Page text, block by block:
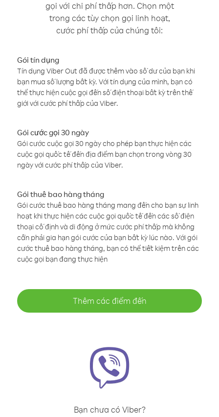
gọi với chi phí thấp hơn. Chọn một
trong các tùy chọn gọi linh hoạt,
cước phí thấp của chúng tôi:
Gói tín dụng
Tín dụng Viber Out đã được thêm vào số dư của bạn khi
bạn mua số lượng bất kỳ. Với tín dụng của mình, bạn có
thể thực hiện cuộc gọi đến số điện thoại bất kỳ trên thế
giới với cước phí thấp của Viber.
Gói cước gọi 30 ngày
Gói cước cuộc gọi 30 ngày cho phép bạn thực hiện các
cuộc gọi quốc tế đến địa điểm bạn chọn trong vòng 30
ngày với cước phí thấp của Viber.
Gói thuê bao hàng tháng
Gói cước thuê bao hàng tháng mang đến cho bạn sự linh
hoạt khi thực hiện các cuộc gọi quốc tế đến các số điện
thoại cố định và di động ở mức cước phí thấp mà không
cần phải gia hạn gói cước của bạn bất kỳ lúc nào. Với gói
cước thuê bao hàng tháng, bạn có thể tiết kiệm trên các
cuộc gọi bạn đang thực hiện
Thêm các điểm đến
Bạn chưa có Viber?